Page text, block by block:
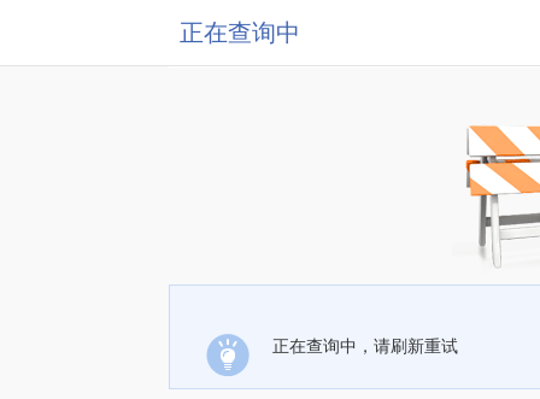
正在查询中
正在查询中，请刷新重试